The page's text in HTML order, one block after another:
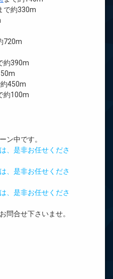
で約330m
720m
約390m
450m
約100m
ン中です。
、是非お任せくださ
、是非お任せくださ
、是非お任せくださ
問合せ下さいませ。